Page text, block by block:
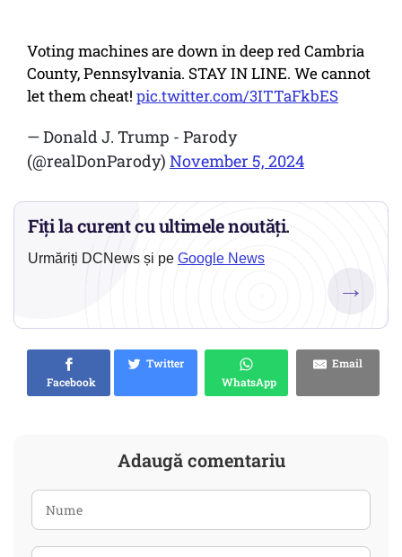
Voting machines are down in deep red Cambria
County, Pennsylvania. STAY IN LINE. We cannot
let them cheat! pic.twitter.com/3ITTaFkbES
— Donald J. Trump - Parody
(@realDonParody) November 5, 2024
Fiți la curent cu ultimele noutăți.
Urmăriți DCNews și pe Google News
→
Facebook
Twitter
WhatsApp
Email
Adaugă comentariu